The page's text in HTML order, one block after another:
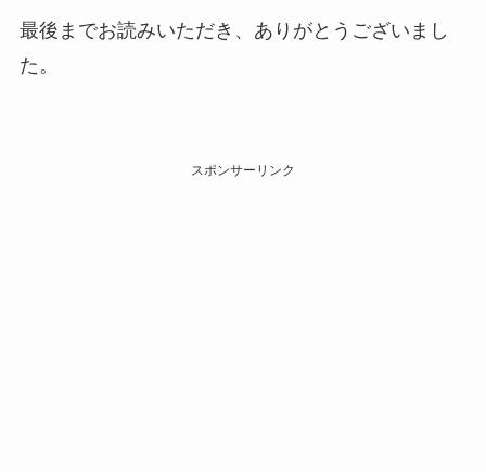
最後までお読みいただき、ありがとうございまし
た。
スポンサーリンク